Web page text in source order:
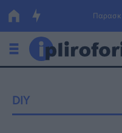
Οικονομία
DIY